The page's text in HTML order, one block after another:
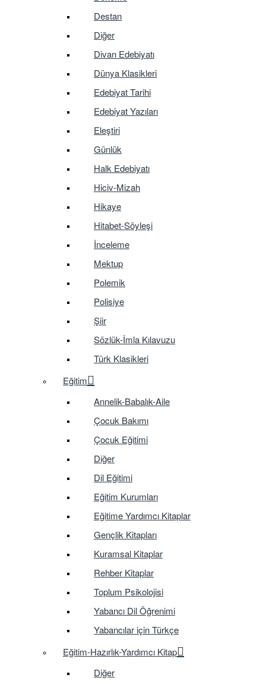
Destan
Diğer
Divan Edebiyatı
Dünya Klasikleri
Edebiyat Tarihi
Edebiyat Yazıları
Eleştiri
Günlük
Halk Edebiyatı
Hiciv-Mizah
Hikaye
Hitabet-Söyleşi
İnceleme
Mektup
Polemik
Polisiye
Şiir
Sözlük-İmla Kılavuzu
Türk Klasikleri
Eğitim
Annelik-Babalık-Aile
Çocuk Bakımı
Çocuk Eğitimi
Diğer
Dil Eğitimi
Eğitim Kurumları
Eğitime Yardımcı Kitaplar
Gençlik Kitapları
Kuramsal Kitaplar
Rehber Kitaplar
Toplum Psikolojisi
Yabancı Dil Öğrenimi
Yabancılar için Türkçe
Eğitim-Hazırlık-Yardımcı Kitap
Diğer